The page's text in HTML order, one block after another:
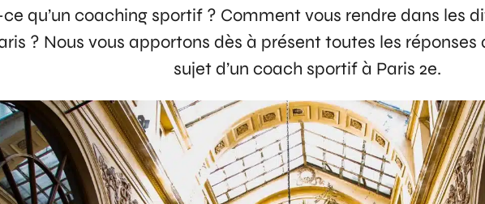
qu’un coaching sportif ? Comment vous rendre dans les
? Nous vous apportons dès à présent toutes les
sujet d’un coach sportif à Paris 2e.